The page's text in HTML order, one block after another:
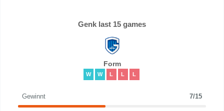
Genk last 15 games
Form
W W L L L
Gewinnt 7/15